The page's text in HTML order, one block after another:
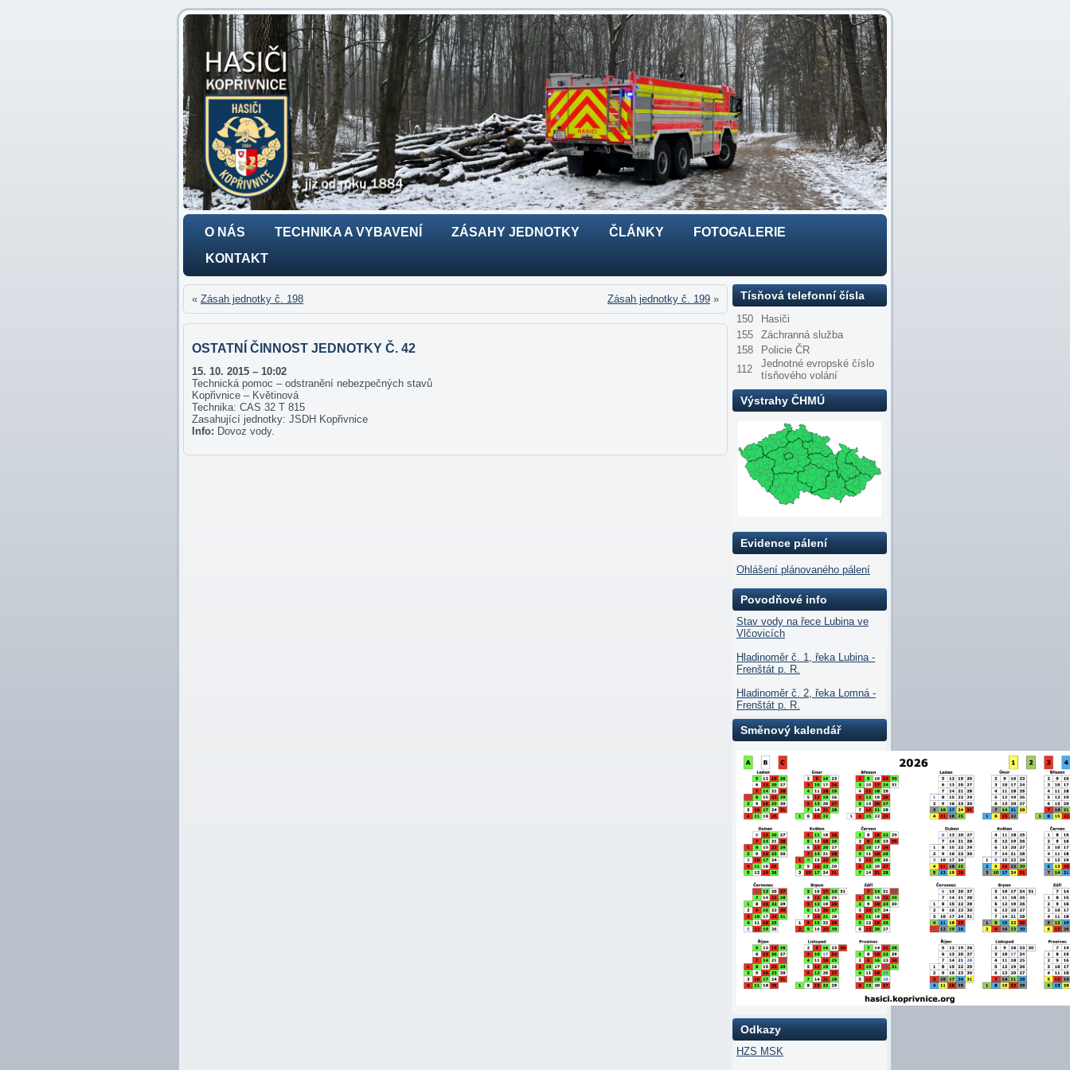
O NÁS TECHNIKA A VYBAVENÍ ZÁSAHY JEDNOTKY ČLÁNKY
FOTOGALERIE
KONTAKT
« Zásah jednotky č. 198 Zásah jednotky č. 199 »
OSTATNÍ ČINNOST JEDNOTKY Č. 42
15. 10. 2015 – 10:02
Technická pomoc – odstranění nebezpečných stavů
Kopřivnice – Květinová
Technika: CAS 32 T 815
Zasahující jednotky: JSDH Kopřivnice
Info: Dovoz vody.
Tísňová telefonní čísla
150
Hasiči
155
Záchranná služba
158
Policie ČR
112
Jednotné evropské číslo
tísňového volání
Výstrahy ČHMÚ
Evidence pálení
Ohlášení plánovaného pálení
Povodňové info
Stav vody na řece Lubina ve
Vlčovicích
Hladinoměr č. 1, řeka Lubina -
Frenštát p. R.
Hladinoměr č. 2, řeka Lomná -
Frenštát p. R.
Směnový kalendář
Odkazy
HZS MSK